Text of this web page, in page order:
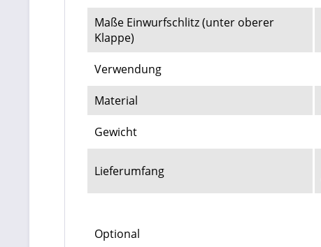
Maße Einwurfschlitz (unter oberer
Klappe)
Verwendung
Material
Gewicht
Lieferumfang
Optional